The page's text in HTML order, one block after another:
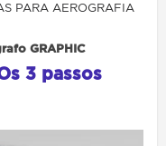
PARA AEROGRAFIA
GRAPHIC
3 passos